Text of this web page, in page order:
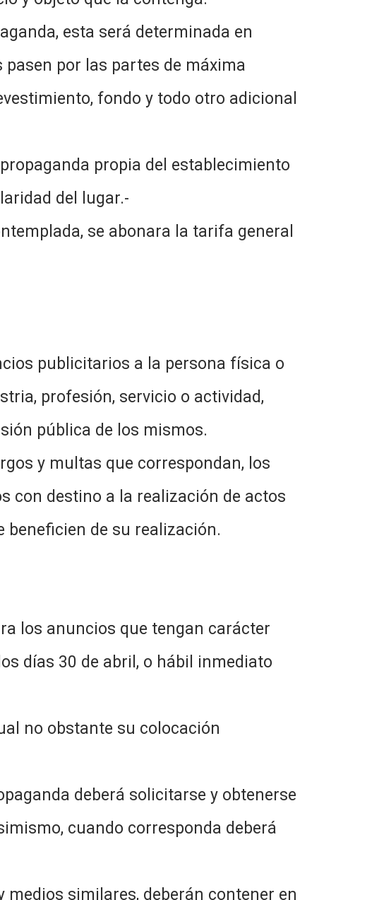
esta será determinada en
por las partes de máxima
fondo y todo otro adicional
propia del establecimiento
del lugar.-
se abonara la tarifa general
publicitarios a la persona física o
profesión, servicio o actividad,
pública de los mismos.
y multas que correspondan, los
con destino a la realización de actos
beneficien de su realización.
los anuncios que tengan carácter
días 30 de abril, o hábil inmediato
no obstante su colocación
deberá solicitarse y obtenerse
cuando corresponda deberá
similares, deberán contener en